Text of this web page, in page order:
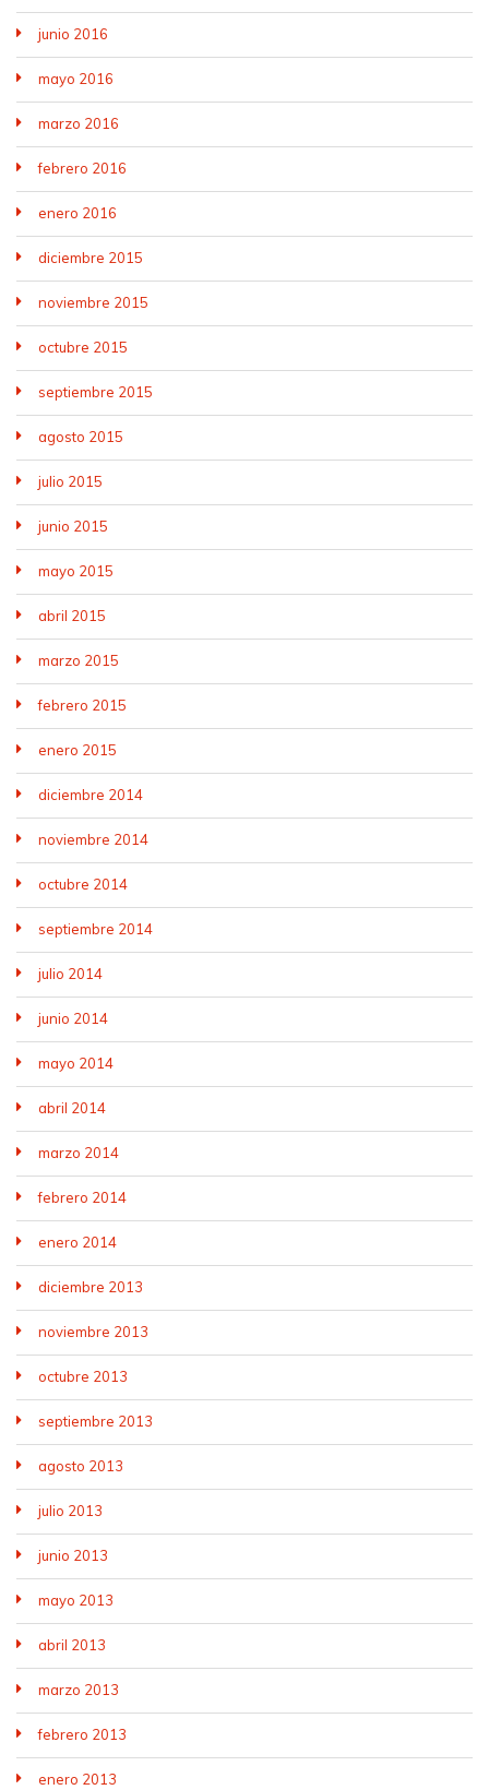
junio 2016
mayo 2016
marzo 2016
febrero 2016
enero 2016
diciembre 2015
noviembre 2015
octubre 2015
septiembre 2015
agosto 2015
julio 2015
junio 2015
mayo 2015
abril 2015
marzo 2015
febrero 2015
enero 2015
diciembre 2014
noviembre 2014
octubre 2014
septiembre 2014
julio 2014
junio 2014
mayo 2014
abril 2014
marzo 2014
febrero 2014
enero 2014
diciembre 2013
noviembre 2013
octubre 2013
septiembre 2013
agosto 2013
julio 2013
junio 2013
mayo 2013
abril 2013
marzo 2013
febrero 2013
enero 2013